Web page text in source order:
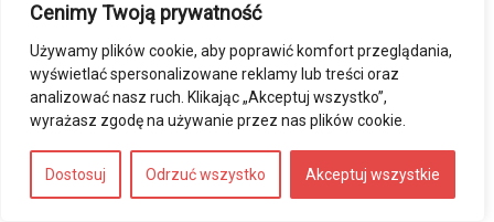
Cenimy Twoją prywatność
Używamy plików cookie, aby poprawić komfort przeglądania,
wyświetlać spersonalizowane reklamy lub treści oraz
analizować nasz ruch. Klikając „Akceptuj wszystko”,
wyrażasz zgodę na używanie przez nas plików cookie.
Dostosuj Odrzuć wszystko Akceptuj wszystkie
Potwierdzamy przyciskiem i czekamy chwilę.